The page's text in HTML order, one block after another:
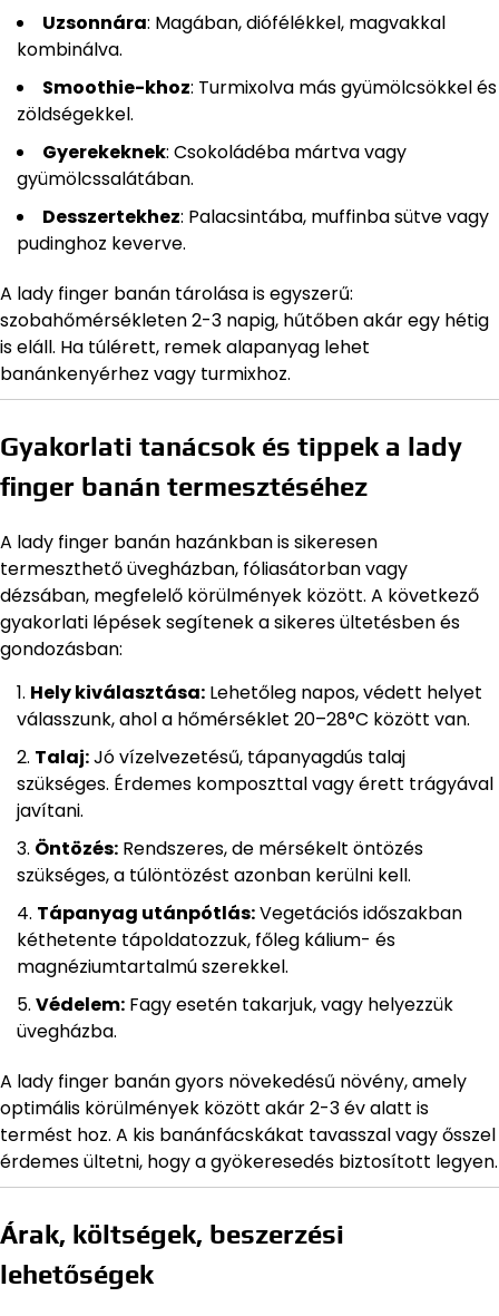
Uzsonnára: Magában, diófélékkel, magvakkal
kombinálva.
Smoothie-khoz: Turmixolva más gyümölcsökkel és
zöldségekkel.
Gyerekeknek: Csokoládéba mártva vagy
gyümölcssalátában.
Desszertekhez: Palacsintába, muffinba sütve vagy
pudinghoz keverve.
A lady finger banán tárolása is egyszerű:
szobahőmérsékleten 2-3 napig, hűtőben akár egy hétig
is eláll. Ha túlérett, remek alapanyag lehet
banánkenyérhez vagy turmixhoz.
Gyakorlati tanácsok és tippek a lady
finger banán termesztéséhez
A lady finger banán hazánkban is sikeresen
termeszthető üvegházban, fóliasátorban vagy
dézsában, megfelelő körülmények között. A következő
gyakorlati lépések segítenek a sikeres ültetésben és
gondozásban:
Hely kiválasztása: Lehetőleg napos, védett helyet
válasszunk, ahol a hőmérséklet 20–28°C között van.
Talaj:Jó vízelvezetésű, tápanyagdús talaj
szükséges. Érdemes komposzttal vagy érett trágyával
javítani.
Öntözés: Rendszeres, de mérsékelt öntözés
szükséges, a túlöntözést azonban kerülni kell.
Tápanyag utánpótlás:Vegetációs időszakban
kéthetente tápoldatozzuk, főleg kálium- és
magnéziumtartalmú szerekkel.
Védelem: Fagy esetén takarjuk, vagy helyezzük
üvegházba.
A lady finger banán gyors növekedésű növény, amely
optimális körülmények között akár 2-3 év alatt is
termést hoz. A kis banánfácskákat tavasszal vagy ősszel
érdemes ültetni, hogy a gyökeresedés biztosított legyen.
Árak, költségek, beszerzési
lehetőségek